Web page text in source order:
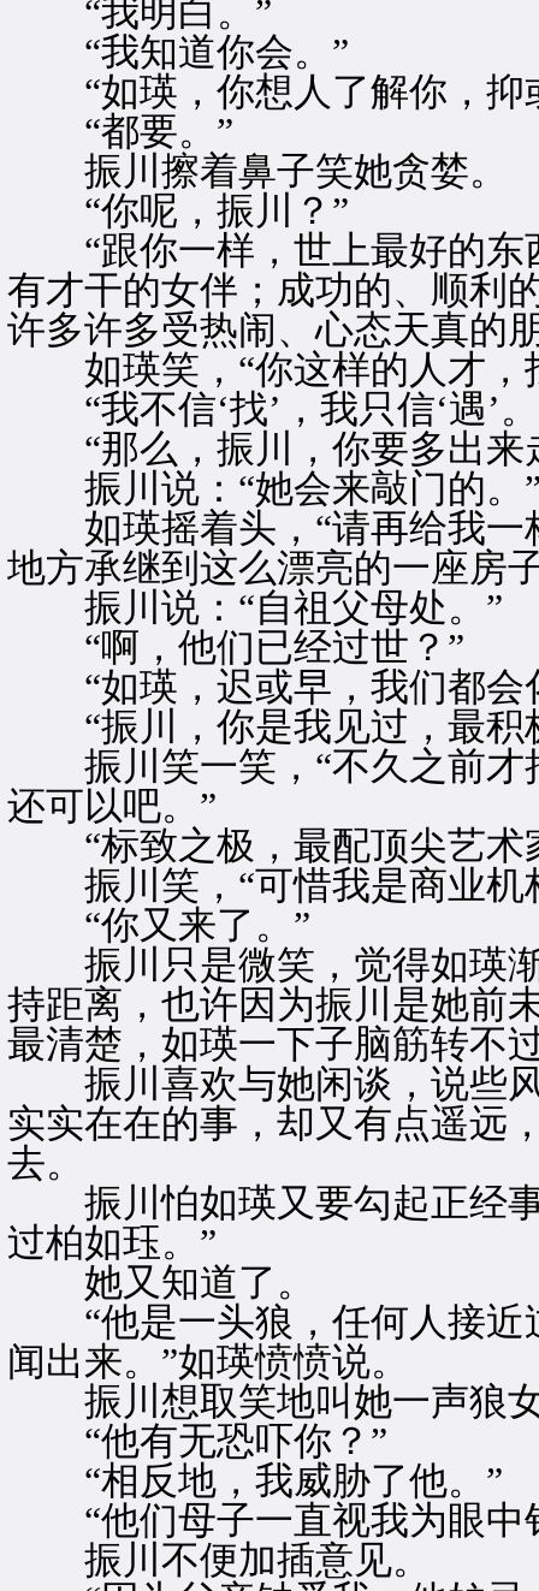
“我明白。”
“我知道你会。”
“如瑛，你想人了解你，抑
“都要。”
振川擦着鼻子笑她贪婪。
“你呢，振川？”
“跟你一样，世上最好的东
有才干的女伴；成功的、顺利
许多许多受热闹、心态天真
如瑛笑，“你这样的人才，
“我不信‘找’，我只信‘遇’
“那么，振川，你要多出来
振川说：“她会来敲门的。
如瑛摇着头，“请再给我一
地方承继到这么漂亮的一座房
振川说：“自祖父母处。”
“啊，他们已经过世？”
“如瑛，迟或早，我们都会
“振川，你是我见过，最积
振川笑一笑，“不久之前才
还可以吧。”
“标致之极，最配顶尖艺术
振川笑，“可惜我是商业机
“你又来了。”
振川只是微笑，觉得如瑛渐
持距离，也许因为振川是她前
最清楚，如瑛一下子脑筋转不
振川喜欢与她闲谈，说些风
实实在在的事，却又有点遥远
去。
振川怕如瑛又要勾起正经事
过柏如珏。”
她又知道了。
“他是一头狼，任何人接近
闻出来。”如瑛愤愤说。
振川想取笑地叫她一声狼
“他有无恐吓你？”
“相反地，我威胁了他。”
“他们母子一直视我为眼中
振川不便加插意见。